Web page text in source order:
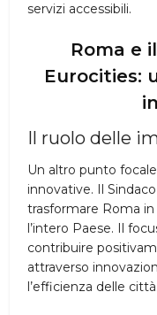
servizi accessibili.
Roma e
Eurocities:
Il ruolo delle
Un altro punto
innovative. Il
trasformare Roma in
l’intero Paese. Il
contribuire
attraverso
l’efficienza delle città.